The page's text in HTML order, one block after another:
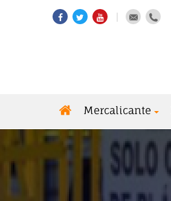
Mercalicante